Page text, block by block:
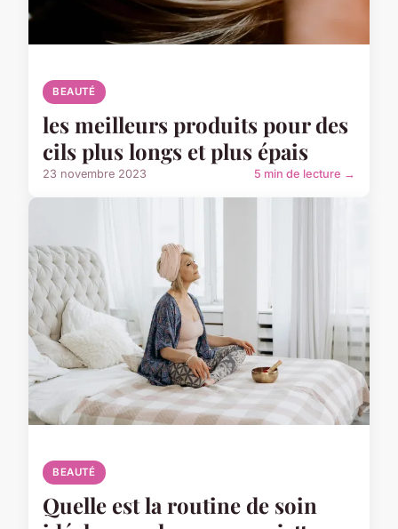
BEAUTÉ
les meilleurs produits pour des
cils plus longs et plus épais
23 novembre 2023 5 min de lecture →
BEAUTÉ
Quelle est la routine de soin